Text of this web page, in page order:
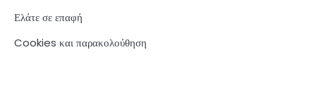
Ελάτε σε επαφή
Cookies και παρακολούθηση